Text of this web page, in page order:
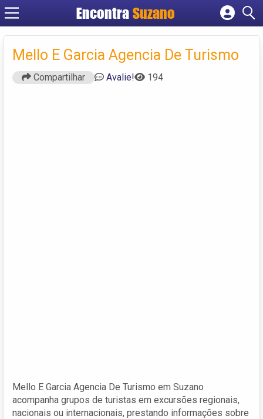
EncontraSuzano
Cadastrar empresa
Criar conta
Mello E Garcia Agencia De Turismo
Compartilhar Avalie! 194
Mello E Garcia Agencia De Turismo em Suzano
acompanha grupos de turistas em excursões regionais,
nacionais ou internacionais, prestando informações sobre